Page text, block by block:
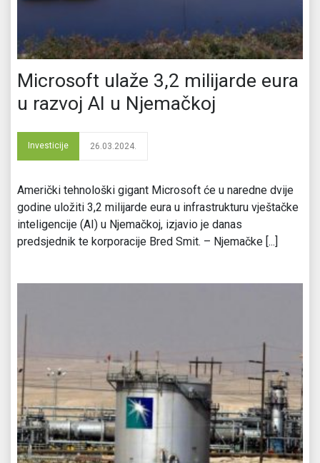
Microsoft ulaže 3,2 milijarde eura
u razvoj AI u Njemačkoj
Investicije 26.03.2024.
Američki tehnološki gigant Microsoft će u naredne dvije
godine uložiti 3,2 milijarde eura u infrastrukturu vještačke
inteligencije (AI) u Njemačkoj, izjavio je danas
predsjednik te korporacije Bred Smit. – Njemačke [...]